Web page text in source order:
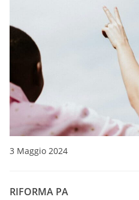
3 Maggio 2024
RIFORMA PA